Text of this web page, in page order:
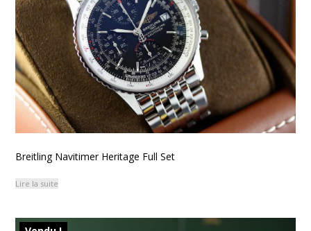
Breitling Navitimer Heritage Full Set
Lire la suite